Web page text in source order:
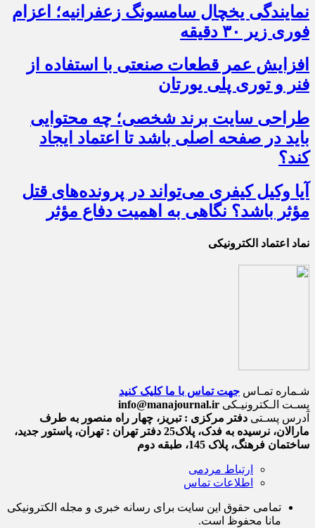
نمایندگی یخچال سامسونگ زعفرانیه؛ اعزام
فوری زیر ۳۰ دقیقه
افزایش عمر قطعات صنعتی با استفاده از
فنر و توری پلی یورتان
طراحی سایت برند شخصی؛ چه محتوایی
باید در صفحه اصلی باشد تا اعتماد ایجاد
کند؟
آیا وکیل کیفری می‌تواند در پرونده‌های قتل
مؤثر باشد؟ نگاهی به اهمیت دفاع مؤثر
نماد اعتماد الکترونیکی
شـماره تمـاس جهت تماس با ما کلیک کنید
پسـت الـکترونیـکی info@manajournal.ir
آدرس پسـتی دفتر مرکزی : تبریز، چهار راه منصور به طرف
مارالان، نرسیده به فدک، پلاک25 دفتر تهران : تهران، پاستور جدید،
ساختمان فرهنگ، پلاک 145، طبقه دوم
ارتباط مردمی
اطلاعات تماس
تمامی حقوق این سایت برای رسانه خبری و مجله الکترونیکی
مانا محفوظ است.